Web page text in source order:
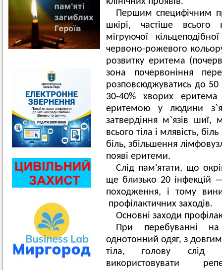
Першим специфічним
шкірі, частіше всього
мігруючої
червоно-рожевого
розвитку еритема
зона почервоніння
розповсюджуватись до 50
30-40% хворих
еритемою у людини
затвердіння м`язів шиї,
всього тіла і млявість,
біль, збільшення
появі еритеми.
Слід пам'ятати, що
ще близько 20 інфекцій —
походження, і тому
профілактичних заходів.
Основні заходи
При перебуванні на
однотонний одяг, з
тіла, голову слід
використовувати